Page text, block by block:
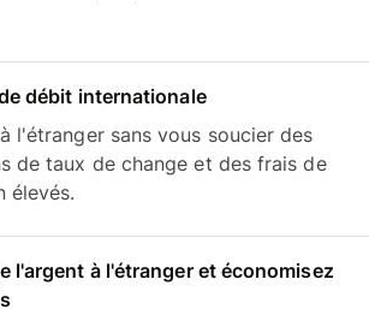
débit internationale
l'étranger sans vous soucier des
de taux de change et des frais de
élevés.
l'argent à l'étranger et économisez